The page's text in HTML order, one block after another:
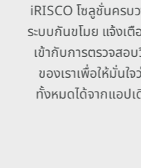
iRISCO โซลูชั่นครบ
ระบบกันขโมย แจ้งเ
เข้ากับการตรวจสอ
ของเราเพื่อให้มั่นใ
ทั้งหมดได้จากแอป